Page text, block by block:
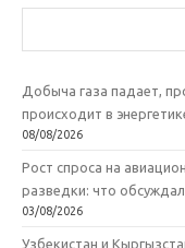
Добыча газа падает,
происходит в
08/08/2026
Рост спроса на
разведки: что
03/08/2026
Узбекистан и